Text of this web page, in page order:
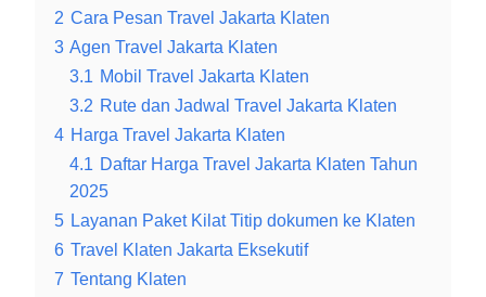
2 Cara Pesan Travel Jakarta Klaten
3 Agen Travel Jakarta Klaten
3.1 Mobil Travel Jakarta Klaten
3.2 Rute dan Jadwal Travel Jakarta Klaten
4 Harga Travel Jakarta Klaten
4.1 Daftar Harga Travel Jakarta Klaten Tahun
2025
5 Layanan Paket Kilat Titip dokumen ke Klaten
6 Travel Klaten Jakarta Eksekutif
7 Tentang Klaten